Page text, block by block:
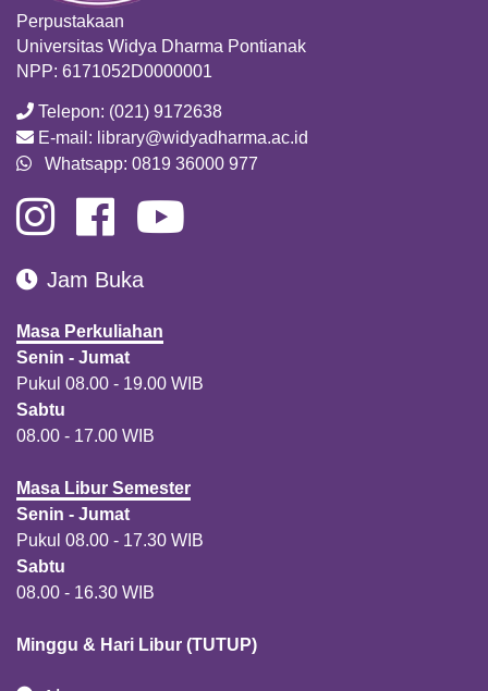
Perpustakaan
Universitas Widya Dharma Pontianak
NPP: 6171052D0000001
Telepon: (021) 9172638
E-mail: library@widyadharma.ac.id
Whatsapp: 0819 36000 977
Jam Buka
Masa Perkuliahan
Senin - Jumat
Pukul 08.00 - 19.00 WIB
Sabtu
08.00 - 17.00 WIB
Masa Libur Semester
Senin - Jumat
Pukul 08.00 - 17.30 WIB
Sabtu
08.00 - 16.30 WIB
Minggu & Hari Libur (TUTUP)